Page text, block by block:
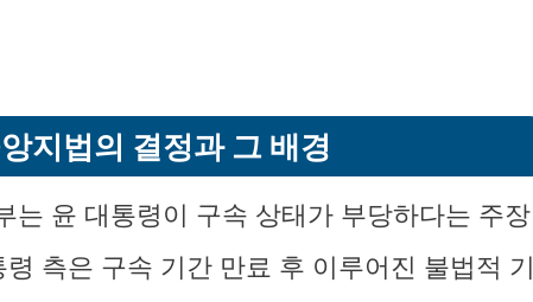
지법의 결정과 그 배경
는 윤 대통령이 구속 상태가 부당하다는 주장
측은 구속 기간 만료 후 이루어진 불법적 기